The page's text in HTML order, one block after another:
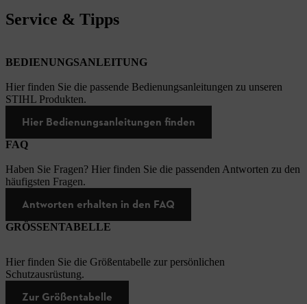
Service & Tipps
BEDIENUNGSANLEITUNG
Hier finden Sie die passende Bedienungsanleitungen zu unseren
STIHL Produkten.
Hier Bedienungsanleitungen finden
FAQ
Haben Sie Fragen? Hier finden Sie die passenden Antworten zu den
häufigsten Fragen.
Antworten erhalten in den FAQ
GRÖSSENTABELLE
Hier finden Sie die Größentabelle zur persönlichen
Schutzausrüstung.
Zur Größentabelle